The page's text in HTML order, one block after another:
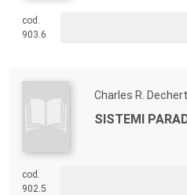
cod.
903.6
Charles R. Dechert
SISTEMI
cod.
902.5